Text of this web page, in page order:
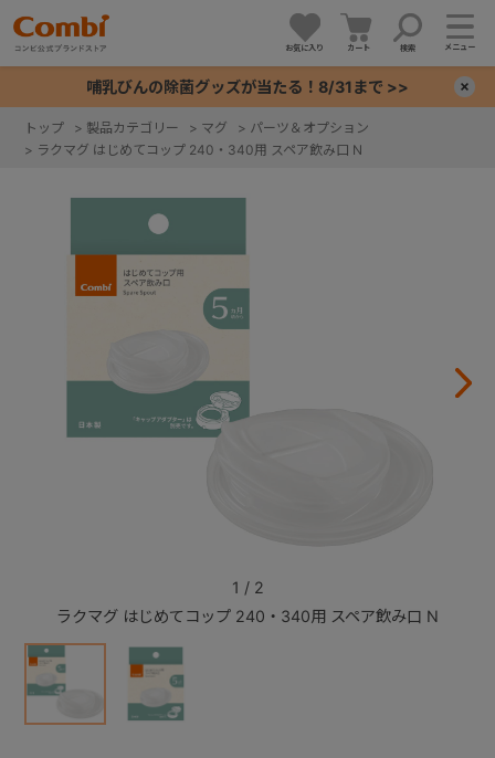
お気に入り カート 検索 メニュー
哺乳びんの除菌グッズが当たる！8/31まで >>
トップ > 製品カテゴリー > マグ > パーツ＆オプション
> ラクマグ はじめてコップ 240・340用 スペア飲み口 N
ラクマグ はじめてコップ 240・340用 スペア飲み口 N
1 / 2